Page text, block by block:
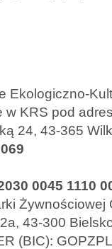
Ekologiczno-
w KRS pod
24, 43-365
0045 1110
Żywnościowej
43-300
(BIC):